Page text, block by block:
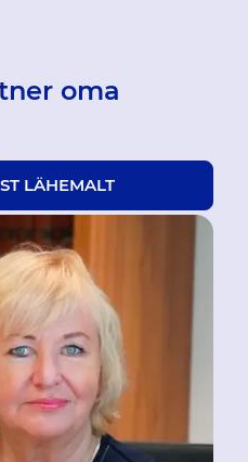
oma
LÄHEMALT